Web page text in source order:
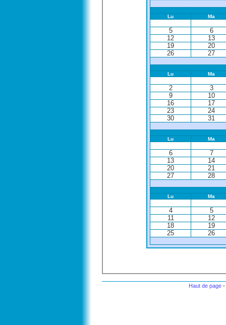
Lu Ma
5
6
12
13
19
20
26
27
Lu Ma
2
3
9
10
16
17
23
24
30
31
Lu Ma
6
7
13
14
20
21
27
28
Lu Ma
4
5
11
12
18
19
25
26
Haut de page